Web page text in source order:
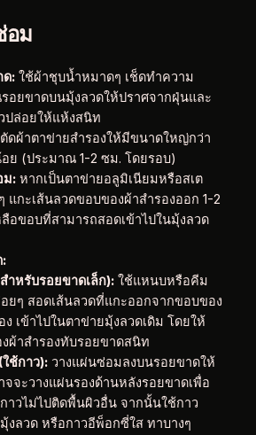
อม
ด:ใช้ผ้าชุบน้ำหมาดๆ เช็ดทำความ
อยขาดบนมุ้งลวดให้ปราศจากฝุ่นและ
ปล่อยให้แห้งสนิท
ดผ้าตาข่ายสำรองให้มีขนาดใหญ่กว่า
ย (ประมาณ 1-2 ซม. โดยรอบ)
ม:หากเป็นตาข่ายอลูมิเนียมหรือสเต
แกะเส้นลวดขอบของผ้าสำรองออก 1-2
ลือขอบที่สามารถสอดเข้าไปในมุ้งลวด
ำหรับรอยขาดเล็ก):ใช้แหนบหรือคีม
อยๆ สอดเส้นลวดที่แกะออกจากขอบของ
ง เข้าไปในตาข่ายมุ้งลวดเดิม โดยให้
ผ้าสำรองทับรอยขาดสนิท
ช้กาว):วางแผ่นซ่อมลงบนรอยขาดให้
จจะวางแผ่นรองด้านหลังรอยขาดเพื่อ
าวไม่ไปติดพื้นผิวอื่น จากนั้นใช้กาว
งลวด หรือกาวอีพ็อกซี่ใส ทาบางๆ